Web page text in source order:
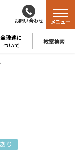
お問い合わせ
全珠連に
ついて
教室検索
メニュー
り